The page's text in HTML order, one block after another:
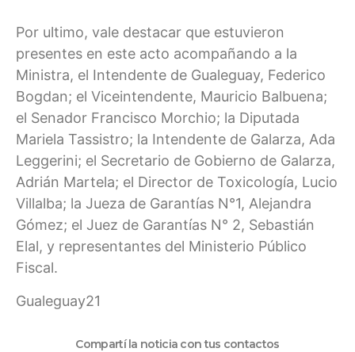
Por ultimo, vale destacar que estuvieron
presentes en este acto acompañando a la
Ministra, el Intendente de Gualeguay, Federico
Bogdan; el Viceintendente, Mauricio Balbuena;
el Senador Francisco Morchio; la Diputada
Mariela Tassistro; la Intendente de Galarza, Ada
Leggerini; el Secretario de Gobierno de Galarza,
Adrián Martela; el Director de Toxicología, Lucio
Villalba; la Jueza de Garantías N°1, Alejandra
Gómez; el Juez de Garantías N° 2, Sebastián
Elal, y representantes del Ministerio Público
Fiscal.
Gualeguay21
Compartí la noticia con tus contactos